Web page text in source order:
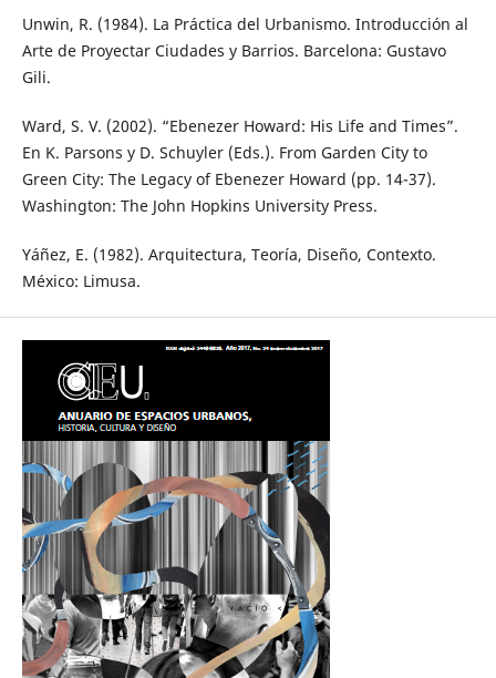
Unwin, R. (1984). La Práctica del Urbanismo. Introducción al
Arte de Proyectar Ciudades y Barrios. Barcelona: Gustavo
Gili.
Ward, S. V. (2002). “Ebenezer Howard: His Life and Times”.
En K. Parsons y D. Schuyler (Eds.). From Garden City to
Green City: The Legacy of Ebenezer Howard (pp. 14-37).
Washington: The John Hopkins University Press.
Yáñez, E. (1982). Arquitectura, Teoría, Diseño, Contexto.
México: Limusa.